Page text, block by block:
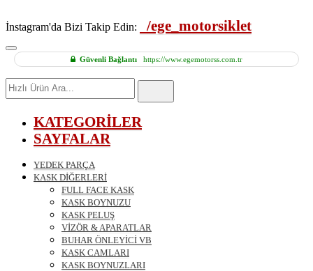
İnstagram'da Bizi Takip Edin: /ege_motorsiklet
Güvenli Bağlantı https://www.egemotorss.com.tr
Hızlı
Ürün
KATEGORİLER
SAYFALAR
YEDEK PARÇA
KASK DİĞERLERİ
FULL FACE KASK
KASK BOYNUZU
KASK PELUŞ
VİZÖR & APARATLAR
BUHAR ÖNLEYİCİ VB
KASK CAMLARI
KASK BOYNUZLARI